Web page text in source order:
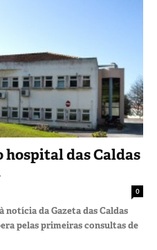
hospital das Caldas
0
da Gazeta das Caldas
pelas primeiras consultas de